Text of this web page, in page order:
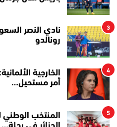
3
نادي النصر
رونالدو
4
الخارجية
أمر مستحيل…
5